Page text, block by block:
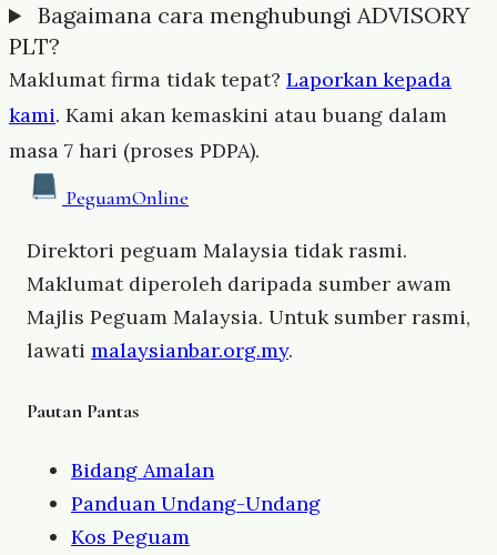
Bagaimana cara menghubungi ADVISORY
PLT?
Maklumat firma tidak tepat? Laporkan kepada
kami. Kami akan kemaskini atau buang dalam
masa 7 hari (proses PDPA).
PeguamOnline
Direktori peguam Malaysia tidak rasmi.
Maklumat diperoleh daripada sumber awam
Majlis Peguam Malaysia. Untuk sumber rasmi,
lawati malaysianbar.org.my.
Pautan Pantas
Bidang Amalan
Panduan Undang-Undang
Kos Peguam